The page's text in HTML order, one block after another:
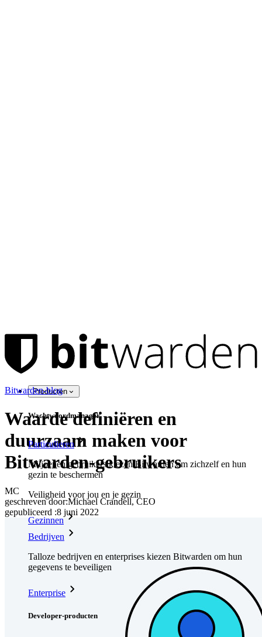
Producten
Wachtwoordmanager
Particulieren
Miljoenen gebruikers kiezen Bitwarden om zichzelf en hun
gezin te beschermen
Veiligheid voor jou en je gezin
Gezinnen
Bedrijven
Talloze bedrijven en enterprises kiezen Bitwarden om hun
gegevens te beveiligen
Enterprise
Developer-producten
Bitwarden-blog
Waarde definiëren en
duurzaam maken voor
Bitwarden-gebruikers
MC
geschreven door:Michael Crandell, CEO
gepubliceerd :8 juni 2022